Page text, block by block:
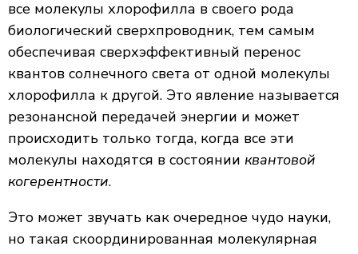
все молекулы хлорофилла в своего рода
биологический сверхпроводник, тем самым
обеспечивая сверхэффективный перенос
квантов солнечного света от одной молекулы
хлорофилла к другой. Это явление называется
резонансной передачей энергии и может
происходить только тогда, когда все эти
молекулы находятся в состоянии квантовой
когерентности.
Это может звучать как очередное чудо науки,
но такая скоординированная молекулярная